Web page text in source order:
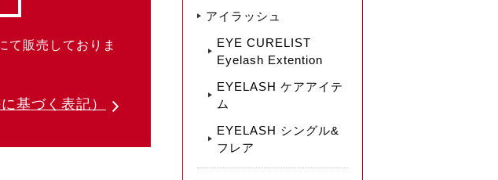
て販売しておりま
基づく表記）
アイラッシュ
EYE CURELIST
Eyelash Extention
EYELASH ケアアイテ
ム
EYELASH シングル&
フレア